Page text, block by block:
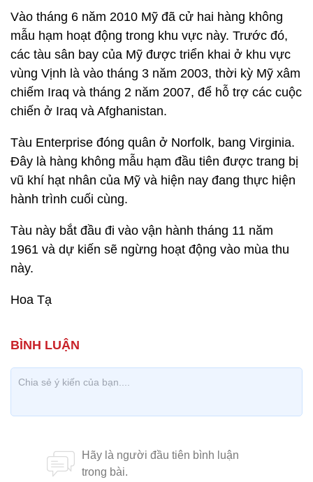
Vào tháng 6 năm 2010 Mỹ đã cử hai hàng không
mẫu hạm hoạt động trong khu vực này. Trước đó,
các tàu sân bay của Mỹ được triển khai ở khu vực
vùng Vịnh là vào tháng 3 năm 2003, thời kỳ Mỹ xâm
chiếm Iraq và tháng 2 năm 2007, để hỗ trợ các cuộc
chiến ở Iraq và Afghanistan.
Tàu Enterprise đóng quân ở Norfolk, bang Virginia.
Đây là hàng không mẫu hạm đầu tiên được trang bị
vũ khí hạt nhân của Mỹ và hiện nay đang thực hiện
hành trình cuối cùng.
Tàu này bắt đầu đi vào vận hành tháng 11 năm
1961 và dự kiến sẽ ngừng hoạt động vào mùa thu
này.
Hoa Tạ